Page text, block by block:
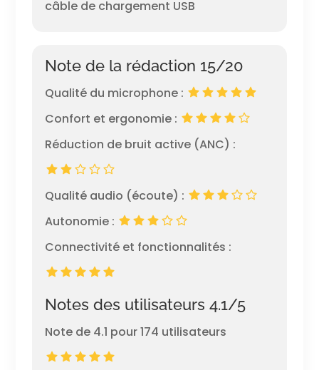
câble de chargement USB
Note de la rédaction 15/20
Qualité du microphone :
Confort et ergonomie :
Réduction de bruit active (ANC) :
Qualité audio (écoute) :
Autonomie :
Connectivité et fonctionnalités :
Notes des utilisateurs 4.1/5
Note de 4.1 pour 174 utilisateurs